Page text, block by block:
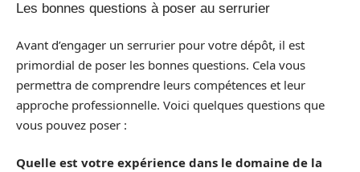
Les bonnes questions à poser au serrurier
Avant d’engager un serrurier pour votre dépôt, il est
primordial de poser les bonnes questions. Cela vous
permettra de comprendre leurs compétences et leur
approche professionnelle. Voici quelques questions que
vous pouvez poser :
Quelle est votre expérience dans le domaine de la